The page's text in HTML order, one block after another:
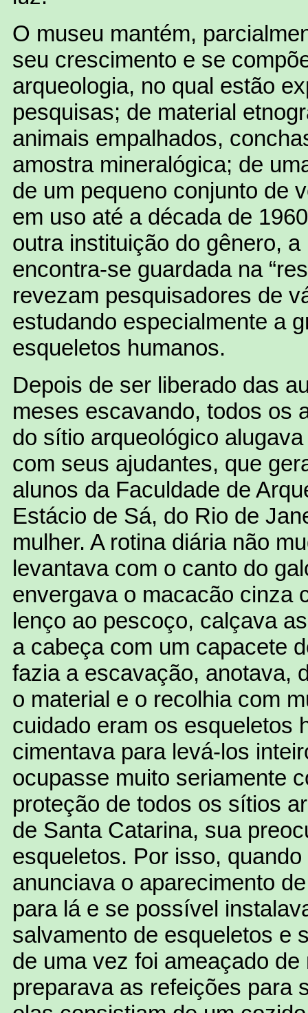
O museu mantém,
seu crescimento e se
arqueologia, no qual estão
pesquisas; de material
animais empalhados,
amostra mineralógica; de
de um pequeno conjunto de
em uso até a década de
outra instituição do gênero,
encontra-se guardada na
revezam pesquisadores de
estudando especialmente a
esqueletos humanos.
Depois de ser liberado das
meses escavando, todos os
do sítio arqueológico
com seus ajudantes, que
alunos da Faculdade de
Estácio de Sá, do Rio de
mulher. A rotina diária não
levantava com o canto do
envergava o macacão cinza
lenço ao pescoço, calçava
a cabeça com um capacete
fazia a escavação, anotava,
o material e o recolhia com
cuidado eram os esqueletos
cimentava para levá-los
ocupasse muito seriamente
proteção de todos os sítios
de Santa Catarina, sua
esqueletos. Por isso,
anunciava o aparecimento
para lá e se possível
salvamento de esqueletos e
de uma vez foi ameaçado
preparava as refeições para